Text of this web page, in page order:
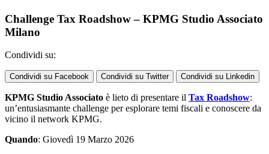
Challenge Tax Roadshow – KPMG Studio Associato
Milano
Condividi su:
Condividi su Facebook Condividi su Twitter Condividi su Linkedin
KPMG Studio Associato è lieto di presentare il Tax Roadshow:
un’entusiasmante challenge per esplorare temi fiscali e conoscere da
vicino il network KPMG.
Quando: Giovedì 19 Marzo 2026